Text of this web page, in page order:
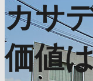
カサ
価値